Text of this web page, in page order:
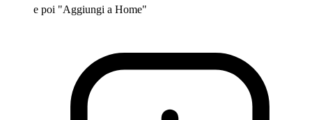
e poi "Aggiungi a Home"